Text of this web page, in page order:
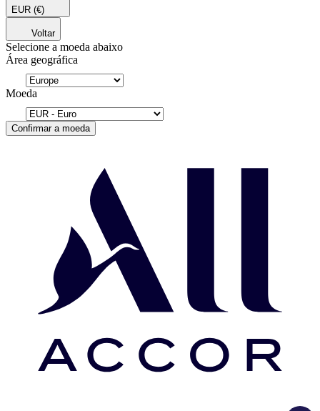
EUR (€)
Voltar
Selecione a moeda abaixo
Área geográfica
Moeda
Confirmar a moeda